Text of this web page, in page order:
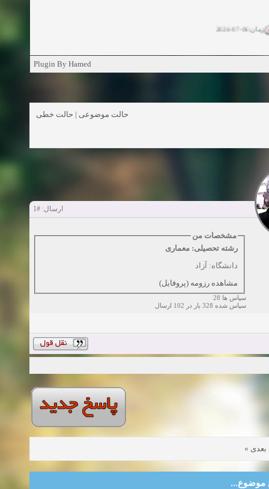
04-2025
زمان:11-11-2024
زمان:10-13-2024
زمان:10-11-2024
Plugin By Hamed
حالت موضوعی | حالت خطی
ارسال: #1
مشخصات من
رشته تحصیلی: معماری
دانشگاه: آزاد
مشاهده رزومه (پروفایل)
سپاس ها 28
سپاس شده 328 بار در 102 ارسال
»
موضوع...